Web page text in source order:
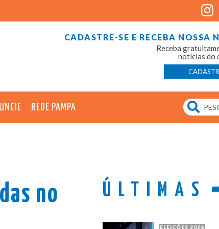
CADASTRE-SE E RECEBA NOSSA
Receba
notícias do
REDE PAMPA
no
ÚLTIMAS
ELEIÇÕES 2026